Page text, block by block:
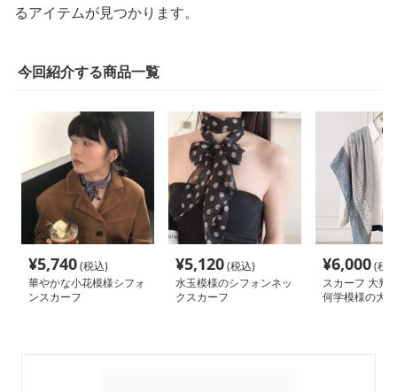
るアイテムが見つかります。
今回紹介する商品一覧
¥5,740(税込)
華やかな小花模様シフォ
ンスカーフ
¥5,120(税込)
水玉模様のシフォンネッ
クスカーフ
¥6,000(税
スカーフ 大判
何学模様の大